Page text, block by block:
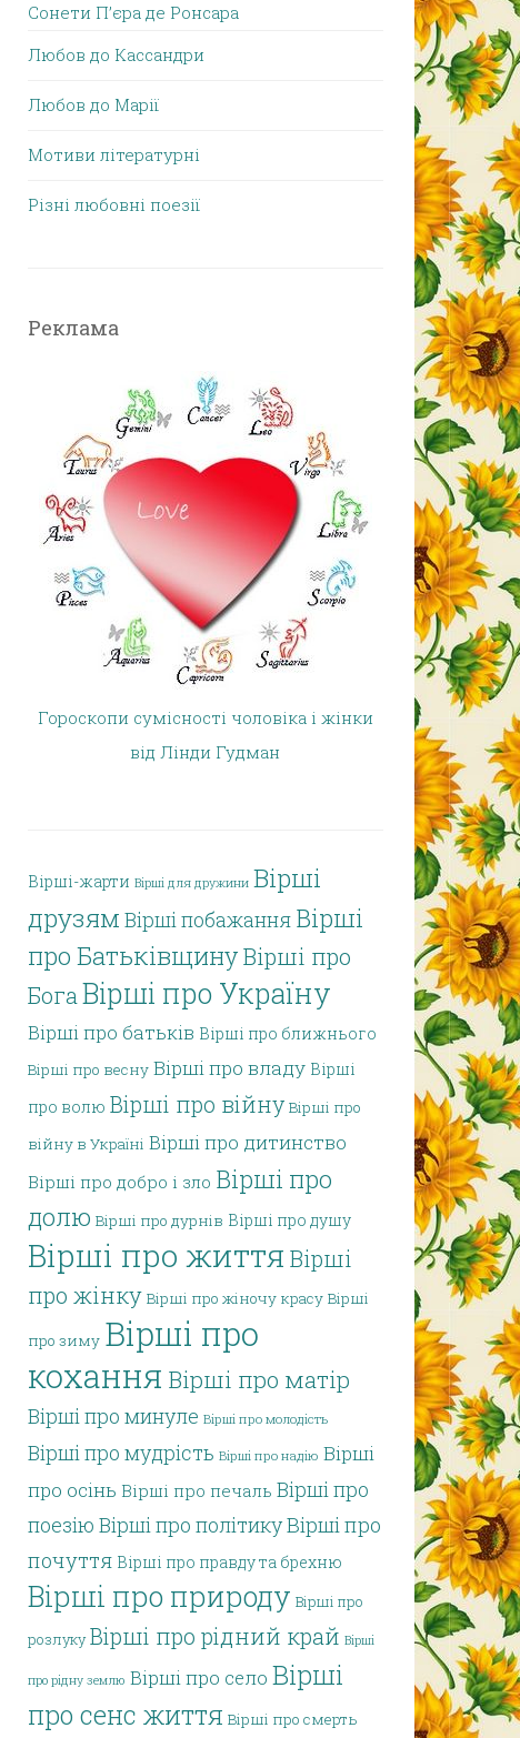
Сонети П’єра де Ронсара
Любов до Кассандри
Любов до Марії
Мотиви літературні
Різні любовні поезії
Реклама
Гороскопи сумісності чоловіка і жінки
від Лінди Гудман
Вірші-жарти Вірші для дружини Вірші
друзям Вірші побажання Вірші
про Батьківщину Вірші про
БогаВірші про Україну
Вірші про батьків Вірші про ближнього
Вірші про весну Вірші про владу Вірші
про волю Вірші про війну Вірші про
війну в Україні Вірші про дитинство
Вірші про добро і зло Вірші про
долю Вірші про дурнів Вірші про душу
Вірші про життя Вірші
про жінку Вірші про жіночу красу Вірші
про зиму Вірші про
кохання Вірші про матір
Вірші про минуле Вірші про молодість
Вірші про мудрість Вірші про надію Вірші
про осінь Вірші про печаль Вірші про
поезію Вірші про політикуВірші про
почуття Вірші про правду та брехню
Вірші про природу Вірші про
розлуку Вірші про рідний край Вірші
про рідну землю Вірші про село Вірші
про сенс життя Вірші про смерть